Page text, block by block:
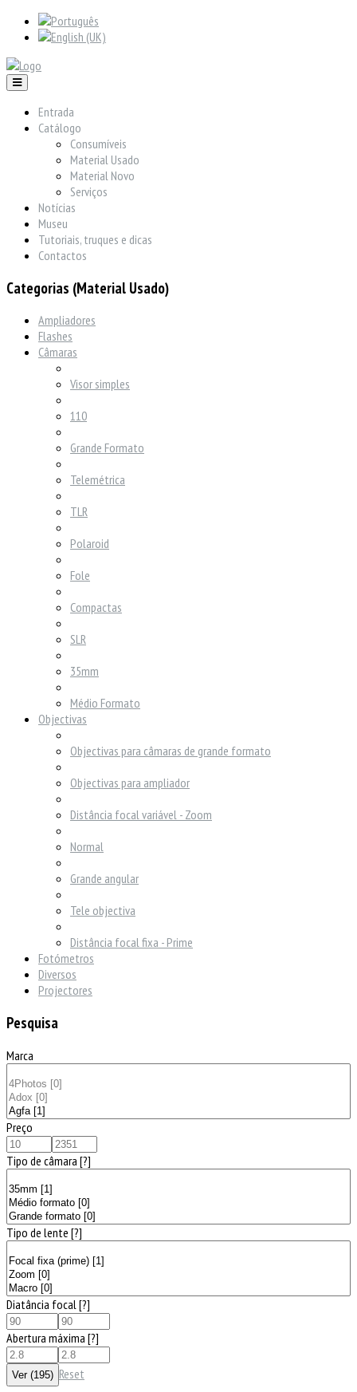
Entrada
Catálogo
Consumíveis
Material Usado
Material Novo
Serviços
Notícias
Museu
Tutoriais, truques e dicas
Contactos
Categorias (Material Usado)
Ampliadores
Flashes
Câmaras
Visor simples
110
Grande Formato
Telemétrica
TLR
Polaroid
Fole
Compactas
SLR
35mm
Médio Formato
Objectivas
Objectivas para câmaras de grande formato
Objectivas para ampliador
Distância focal variável - Zoom
Normal
Grande angular
Tele objectiva
Distância focal fixa - Prime
Fotómetros
Diversos
Projectores
Pesquisa
Marca
Preço
Tipo de câmara [?]
Tipo de lente [?]
Diatância focal [?]
Abertura máxima [?]
Reset